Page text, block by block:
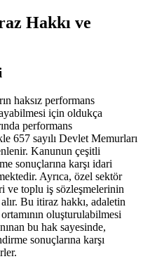
Hakkı ve
haksız performans
için oldukça
performans
657 sayılı Devlet Memurları
Kanunun çeşitli
sonuçlarına karşı idari
Ayrıca, özel sektör
ve toplu iş sözleşmelerinin
Bu itiraz hakkı, adaletin
oluşturulabilmesi
bu hak sayesinde,
sonuçlarına karşı